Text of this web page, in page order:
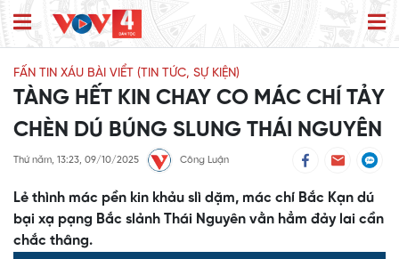
FẤN TIN XÁU BÀI VIỂT (TIN TỨC, SỰ KIỆN)
TÀNG HẾT KIN CHAY CO MÁC CHÍ TẢY
CHÈN DÚ BÚNG SLUNG THÁI NGUYÊN
Thứ năm, 13:23, 09/10/2025 Công Luận
Lẻ thình mác pền kin khảu slì dặm, mác chí Bắc Kạn dú
bại xạ pạng Bắc slảnh Thái Nguyên vằn hẳm đảy lai cần
chắc thâng.